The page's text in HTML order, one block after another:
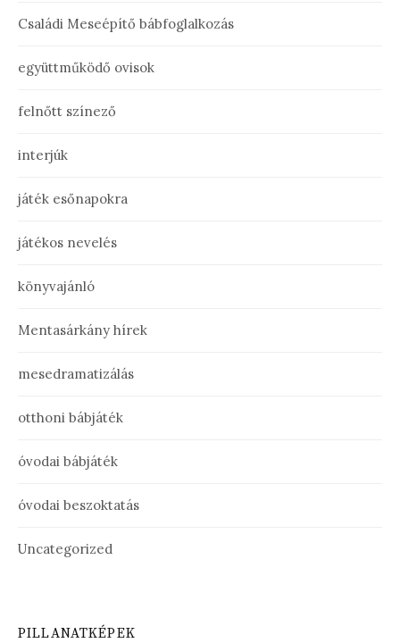
Családi Meseépítő bábfoglalkozás
együttműködő ovisok
felnőtt színező
interjúk
játék esőnapokra
játékos nevelés
könyvajánló
Mentasárkány hírek
mesedramatizálás
otthoni bábjáték
óvodai bábjáték
óvodai beszoktatás
Uncategorized
PILLANATKÉPEK